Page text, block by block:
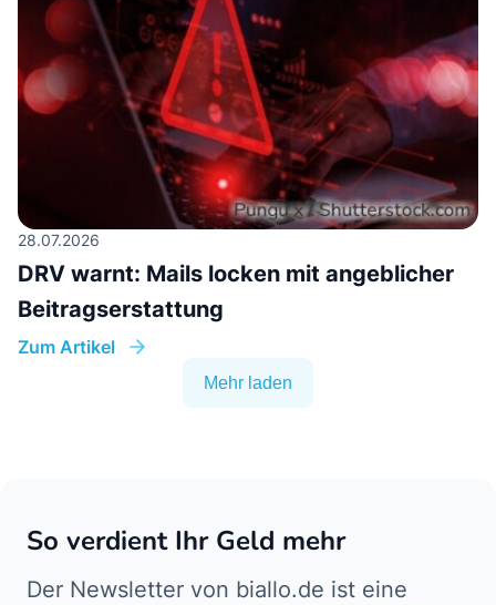
28.07.2026
DRV warnt: Mails locken mit angeblicher
Beitragserstattung
Zum Artikel
Mehr laden
So verdient Ihr Geld mehr
Der Newsletter von biallo.de ist eine